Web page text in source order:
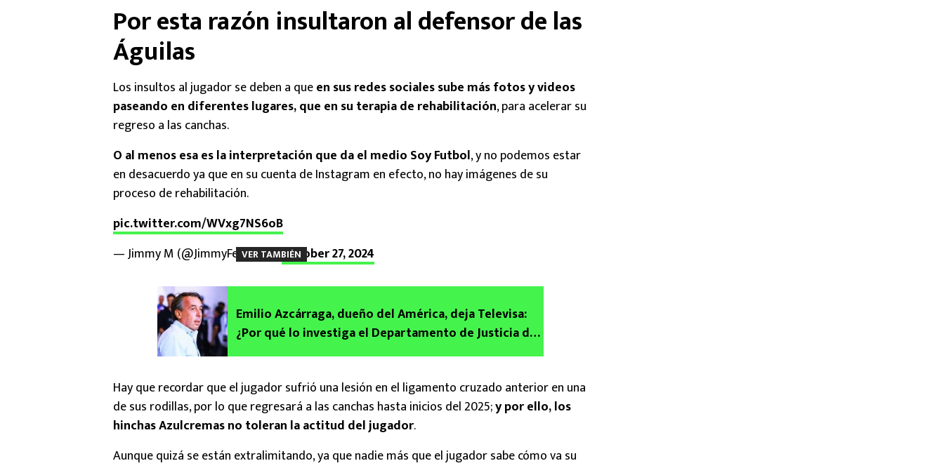
Por esta razón insultaron al defensor de las
Águilas
Los insultos al jugador se deben a queen sus redes sociales sube más fotos y videos
paseando en diferentes lugares, que en su terapia de rehabilitación, para acelerar su
regreso a las canchas.
O al menos esa es la interpretación que da el medio Soy Futbol, y no podemos estar
en desacuerdo ya que en su cuenta de Instagram en efecto, no hay imágenes de su
proceso de rehabilitación.
pic.twitter.com/WVxg7NS6oB
— Jimmy M (@JimmyFernandz)October 27, 2024
VER TAMBIÉN
Emilio Azcárraga, dueño del América, deja Televisa:
¿Por qué lo investiga el Departamento de Justicia de
EE.UU.?
Hay que recordar que el jugador sufrió una lesión en el ligamento cruzado anterior en una
de sus rodillas, por lo que regresará a las canchas hasta inicios del 2025;y por ello, los
hinchas Azulcremas no toleran la actitud del jugador.
Aunque quizá se están extralimitando, ya que nadie más que el jugador sabe cómo va su